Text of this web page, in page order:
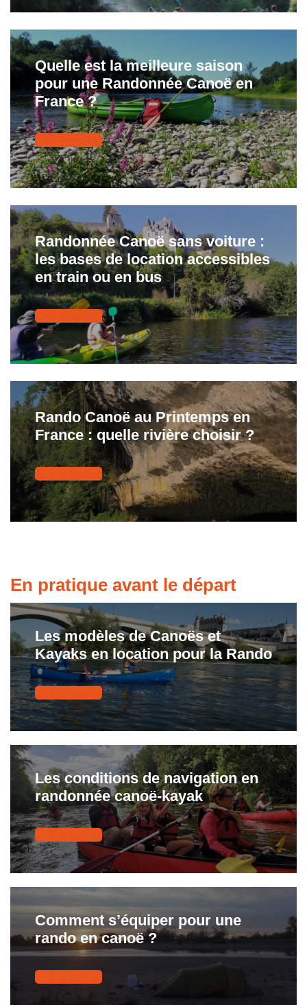
Quelle est la meilleure saison
pour une Randonnée Canoë en
France ?
Lire le guide
Randonnée Canoë sans voiture :
les bases de location accessibles
en train ou en bus
Lire le guide
Rando Canoë au Printemps en
France : quelle rivière choisir ?
Lire le guide
En pratique avant le départ
Les modèles de Canoës et
Kayaks en location pour la Rando
Lire le guide
Les conditions de navigation en
randonnée canoë-kayak
Lire le guide
Comment s’équiper pour une
rando en canoë ?
Lire le guide